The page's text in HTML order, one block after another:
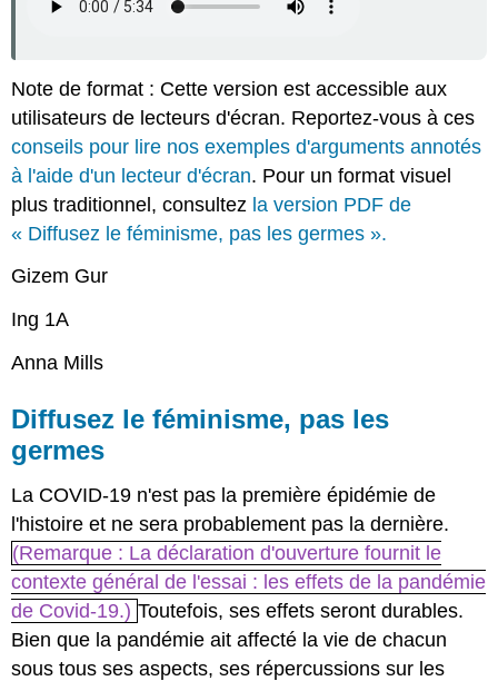
Note de format : Cette version est accessible aux
utilisateurs de lecteurs d'écran. Reportez-vous à ces
conseils pour lire nos exemples d'arguments annotés
à l'aide d'un lecteur d'écran. Pour un format visuel
plus traditionnel, consultez la version PDF de
« Diffusez le féminisme, pas les germes ».
Gizem Gur
Ing 1A
Anna Mills
Diffusez le féminisme, pas les
germes
La COVID-19 n'est pas la première épidémie de
l'histoire et ne sera probablement pas la dernière.
(Remarque : La déclaration d'ouverture fournit le
contexte général de l'essai : les effets de la pandémie
de Covid-19.) Toutefois, ses effets seront durables.
Bien que la pandémie ait affecté la vie de chacun
sous tous ses aspects, ses répercussions sur les